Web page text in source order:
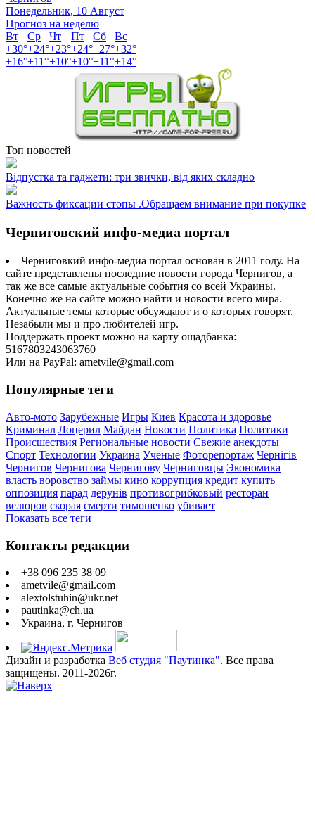
Понедельник, 10 Август
Прогноз на неделю
Вт
Ср Чт Пт Сб
Вс
+30°+24°+23°+24°+27°+32°
+16°+11°+10°+10°+11°+14°
Топ новостей
Відпустка та гаджети: три звички, від яких складно
Важность фиксации стопы .Обращаем внимание при покупке
Черниговский инфо-медиа портал
Черниговкий инфо-медиа портал основан в 2011 году. На
сайте представлены последние новости города Чернигов, а
так же все самые актуальные события со всей Украины.
Конечно же на сайте можно найти и новости всего мира.
Актуальные темы которые обсуждают и о которых говорят.
Незабыли мы и про любителей игр.
Поддержать проект можно на карту ощадбанка:
5167803243063760
Или на PayPal: ametvile@gmail.com
Популярные теги
Авто-мото Зарубежные Игры Киев Красота и здоровье
Криминал Лоцерил Майдан Новости Политика Политики
Происшествия Региональные новости Свежие анекдоты
Спорт Технологии Украина Ученые Фоторепортаж Чернігів
Чернигов Чернигова Чернигову Черниговцы Экономика
власть воровство займы кино коррупция кредит купить
оппозиция парад дерунів противогрибковый ресторан
велюров скорая смерти тимошенко убивает
Показать все теги
Контакты редакции
+38 096 235 38 09
ametvile@gmail.com
alextolstuhin@ukr.net
pautinka@ch.ua
Украина, г. Чернигов
Дизайн и разработка Веб студия "Паутинка". Все права
защищены. 2011-2026г.